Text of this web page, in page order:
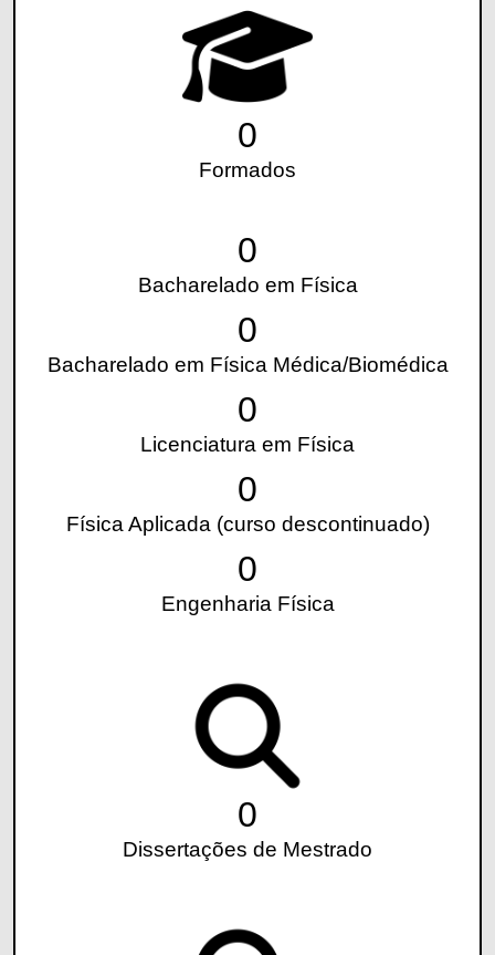
0
Formados
0
Bacharelado em Física
0
Bacharelado em Física Médica/Biomédica
0
Licenciatura em Física
0
Física Aplicada (curso descontinuado)
0
Engenharia Física
0
Dissertações de Mestrado